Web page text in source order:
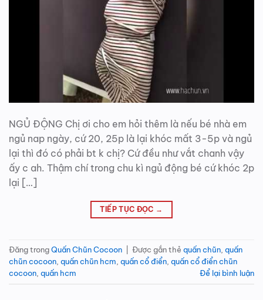
NGỦ ĐỘNG Chị ơi cho em hỏi thêm là nếu bé nhà em
ngủ nap ngày, cứ 20, 25p là lại khóc mất 3-5p và ngủ
lại thì đó có phải bt k chị? Cứ đều như vắt chanh vậy
ấy c ah. Thậm chí trong chu kì ngủ động bé cứ khóc 2p
lại […]
TIẾP TỤC ĐỌC →
Đăng trongQuấn Chũn Cocoon Được gắn thẻ quấn chũn, quấn
chũn cocoon, quấn chũn hcm, quấn cổ điển, quấn cổ điển chũn
cocoon, quấn hcm Để lại bình luận